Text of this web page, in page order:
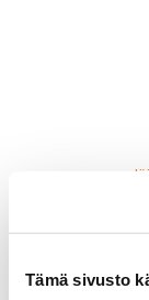
Tämä sivusto